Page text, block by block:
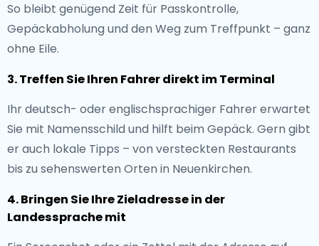
So bleibt genügend Zeit für Passkontrolle,
Gepäckabholung und den Weg zum Treffpunkt – ganz
ohne Eile.
3. Treffen Sie Ihren Fahrer direkt im Terminal
Ihr deutsch- oder englischsprachiger Fahrer erwartet
Sie mit Namensschild und hilft beim Gepäck. Gern gibt
er auch lokale Tipps – von versteckten Restaurants
bis zu sehenswerten Orten in Neuenkirchen.
4. Bringen Sie Ihre Zieladresse in der
Landessprache mit